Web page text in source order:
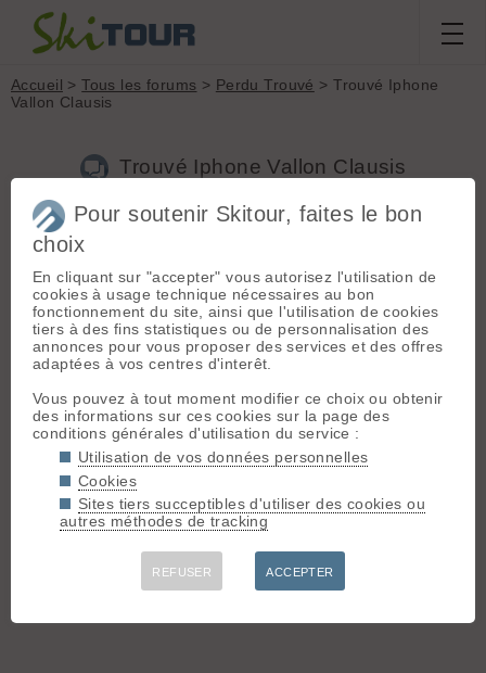
Accueil >Tous les forums > Perdu Trouvé > Trouvé Iphone
Vallon Clausis
Trouvé Iphone Vallon Clausis
Nouveau sujet
ToniMancini
posts] - Le 04/02/2024 18:03
J'ai trouvé un Iphone dans le Vallon Clausis (Queyras) le jeudi
1 février.
Si son/sa propriétaire me lis ....
Connectez-vous pour poster
Pour soutenir Skitour, faites le bon
choix
En cliquant sur "accepter" vous autorisez l'utilisation de
cookies à usage technique nécessaires au bon
fonctionnement du site, ainsi que l'utilisation de cookies
tiers à des fins statistiques ou de personnalisation des
annonces pour vous proposer des services et des offres
adaptées à vos centres d'interêt.
Vous pouvez à tout moment modifier ce choix ou obtenir
des informations sur ces cookies sur la page des
conditions générales d'utilisation du service :
Utilisation de vos données personnelles
Cookies
Sites tiers succeptibles d'utiliser des cookies ou
autres méthodes de tracking
REFUSER ACCEPTER